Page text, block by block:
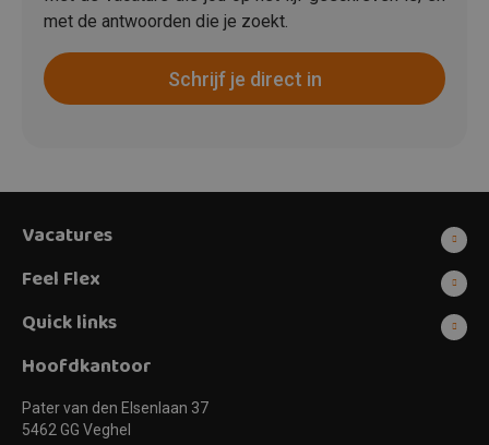
met de antwoorden die je zoekt.
Schrijf je direct in
Vacatures
Feel Flex
Quick links
Hoofdkantoor
Pater van den Elsenlaan 37
5462 GG Veghel